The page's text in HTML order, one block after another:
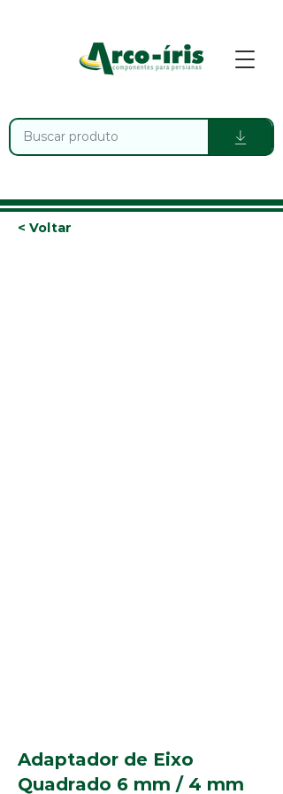
< Voltar
Adaptador de Eixo
Quadrado 6 mm / 4 mm